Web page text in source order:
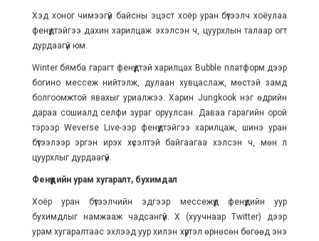
Хэд хоног чимээгүй байсны эцэст хоёр уран бүтээлч хоёулаа
фенүүдтэйгээ дахин харилцаж эхэлсэн ч, цуурхлын талаар огт
дурдаагүй юм.
Winter бямба гарагт фенүүдтэй харилцах Bubble платформ дээр
богино мессеж нийтэлж, дулаан хувцаслаж, мөстэй замд
болгоомжтой явахыг уриалжээ. Харин Jungkook нэг өдрийн
дараа сошиалд селфи зураг оруулсан. Даваа гарагийн орой
тэрээр Weverse Live-ээр фенүүдтэйгээ харилцаж, шинэ уран
бүтээлээр эргэн ирэх хүсэлтэй байгаагаа хэлсэн ч, мөн л
цуурхлыг дурдаагүй.
Фенүүдийн урам хугаралт, бухимдал
Хоёр уран бүтээлчийн эдгээр мессежүүд фенүүдийн уур
бухимдлыг намжааж чадсангүй. X (хуучнаар Twitter) дээр
урам хугаралтаас эхлээд уур хилэн хүртэл өрнөсөн бөгөөд энэ